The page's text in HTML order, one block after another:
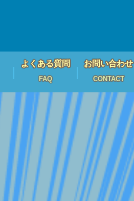
よくある質問
FAQ
お問い合わせ
CONTACT